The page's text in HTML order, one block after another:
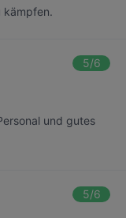
kämpfen.
5/6
und gutes
5/6